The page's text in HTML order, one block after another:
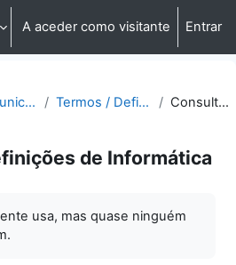
A aceder como visitante Entrar
Comunicação | Questões Termos / Definições de Informática Consultar por alfabeto
de Informática
usa, mas quase ninguém